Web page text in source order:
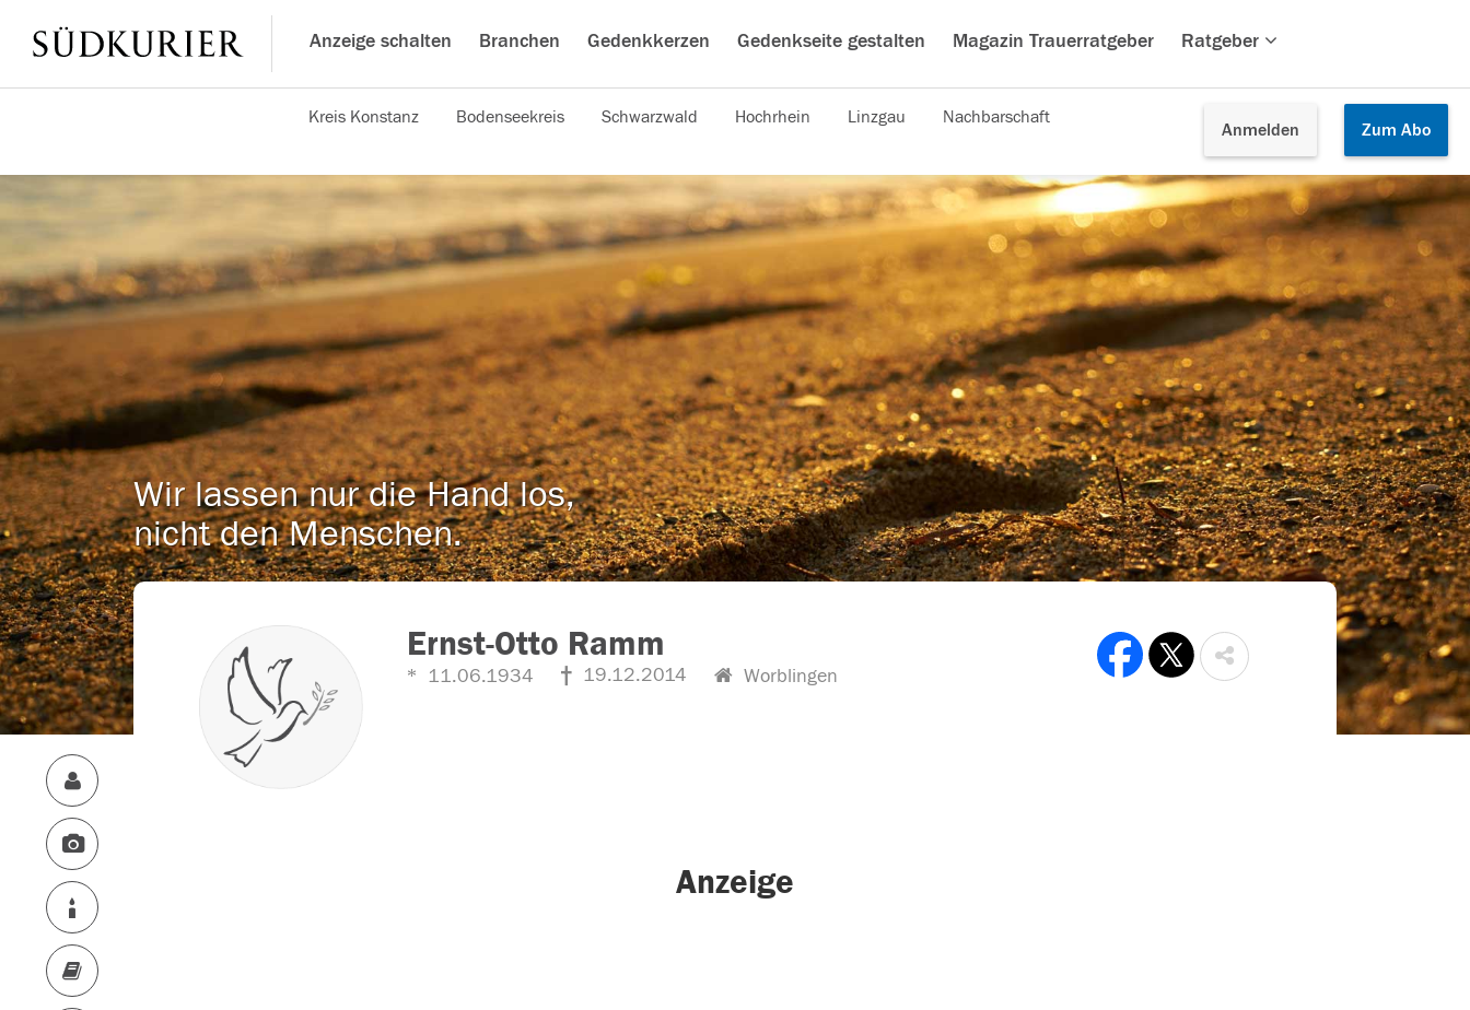
Anzeige schalten Branchen Gedenkkerzen Gedenkseite gestalten Magazin Trauerratgeber Ratgeber
Anmelden Zum Abo
Kreis Konstanz Bodenseekreis Schwarzwald Hochrhein Linzgau Nachbarschaft
Wir lassen nur die Hand los,
nicht den Menschen.
Ernst-Otto Ramm
11.06.1934 19.12.2014 Worblingen
Anzeige